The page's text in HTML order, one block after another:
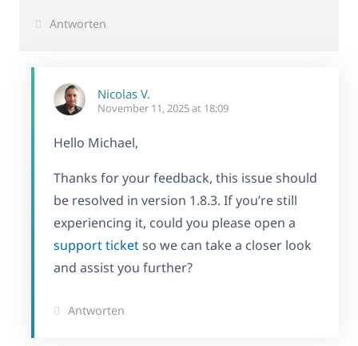
Antworten
Nicolas V.
November 11, 2025 at 18:09
Hello Michael,
Thanks for your feedback, this issue should
be resolved in version 1.8.3. If you’re still
experiencing it, could you please open a
support ticketso we can take a closer look
and assist you further?
Antworten